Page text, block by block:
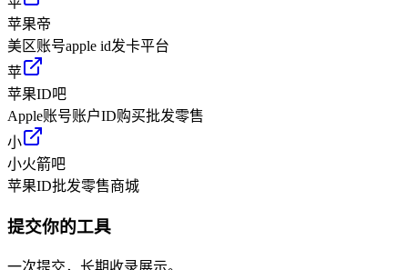
苹果帝
美区账号apple id发卡平台
苹
苹果ID吧
Apple账号账户ID购买批发零售
小
小火箭吧
苹果ID批发零售商城
提交你的工具
一次提交，长期收录展示。